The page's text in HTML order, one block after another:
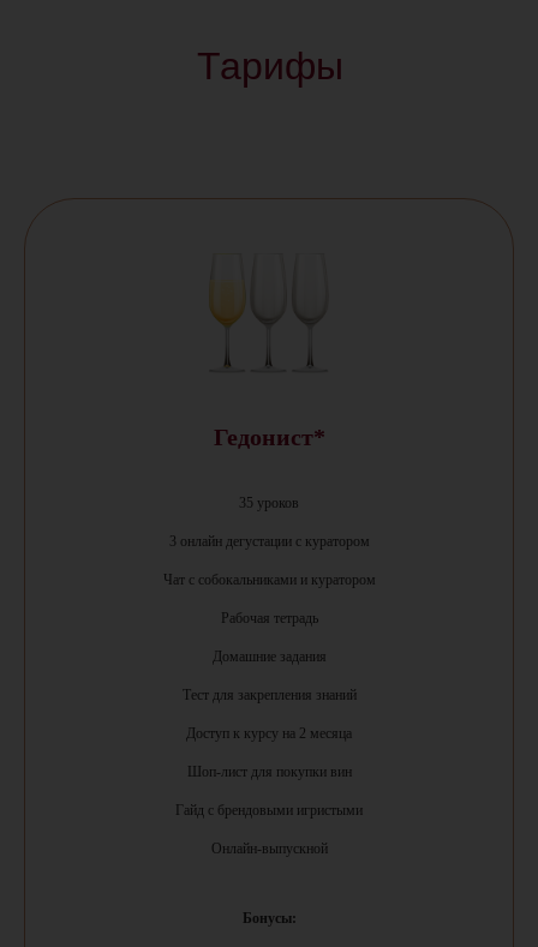
Тарифы
Гедонист*
35 уроков
3 онлайн дегустации с куратором
Чат с собокальниками и куратором
Рабочая тетрадь
Домашние задания
Тест для закрепления знаний
Доступ к курсу на 2 месяца
Шоп-лист для покупки вин
Гайд с брендовыми игристыми
Онлайн-выпускной
Бонусы: